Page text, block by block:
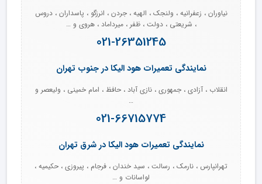
نیاوران ، زعفرانیه ، ولنجک ، الهیه ، جردن ، انرزگو ، پاسداران ، دروس
، شریعتی ، دولت ، ظفر ، میرداماد ، هروی و …
021-26351245
نمایندگی تعمیرات هود الیکا در جنوب تهران
انقلاب ، آزادی ، جمهوری ، نازی آباد ، حافظ ، امام خمینی ، ولیعصر و
…
021-66715774
نمایندگی تعمیرات هود الیکا در شرق تهران
تهرانپارس ، نارمک ، رسالت ، سید خندان ، فرجام ، پیروزی ، حکیمیه ،
لواسانات و …